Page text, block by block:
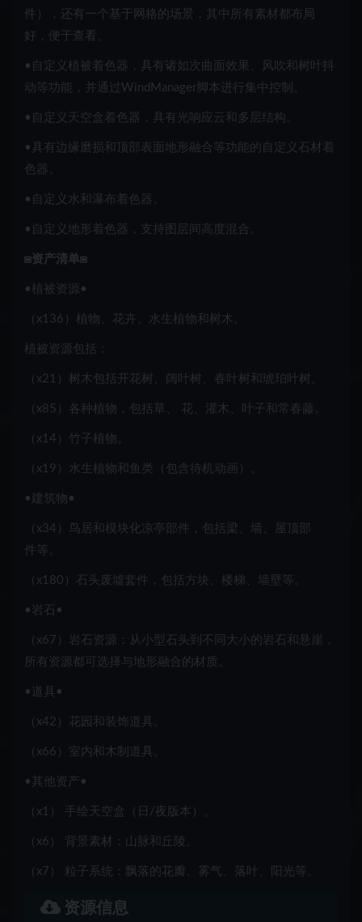
件），还有一个基于网格的场景，其中所有素材都布局
好，便于查看。
• 自定义植被着色器，具有诸如 次曲面效果
、风吹和树叶抖
动等功能，并通过 WindManager 脚本进行集中控制。
• 自定义天空盒着色器， 具有 光响应云 和 多层结构
•具有边缘磨损和顶部表面地形融合等功能的自定义石材着
色器
• 自定义水和瀑布着色器
• 自定义地形着色器， 支持图层间 高度混合。
◙资产清单◙
• 植被资源 •
（x136）植物、花卉、水生植物和树木。
植被资源包括：
（x21）树木 包括 开花树、阔叶树、春叶树和 琥珀 叶树
（x85）各种植物 ，包括 草、 花、灌木、叶子和 常春藤。
（x14）竹子植物。
（x19）水生植物和 鱼类 （包含待机动画）。
• 建筑物 •
（x34）鸟居和 模块化凉亭部件 ，包括 梁、墙、屋顶部
件
等。
（x180）石头废墟套件 ，包括 方块、楼梯、墙壁 等。
• 岩石 •
（x67）岩石资源 ：从小型 石头 到不同大小的 岩石 和 悬崖 ，
所有资源都可选择与地形融合的材质。
• 道具 •
（x42）花园 和 装饰道具。
（x66）室内 和 木制道具。
• 其他资产 •
（x1） 手绘天空盒 （日/夜版本）。
（x6） 背景素材 ：山脉和丘陵。
（x7） 粒子系统 ：飘落的花瓣、雾气、落叶、阳光等。
资源信息